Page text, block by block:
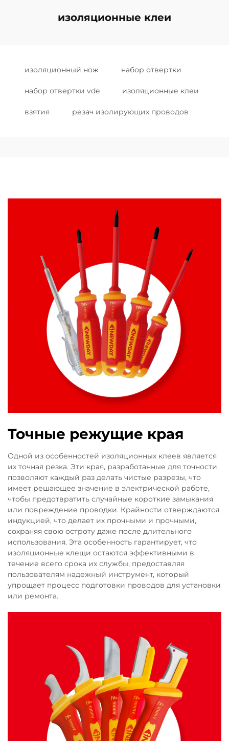
изоляционные клеи
изоляционный нож набор отвертки
набор отвертки vde изоляционные клеи
взятия резач изолирующих проводов
Точные режущие края
Одной из особенностей изоляционных клеев является
их точная резка. Эти края, разработанные для точности,
позволяют каждый раз делать чистые разрезы, что
имеет решающее значение в электрической работе,
чтобы предотвратить случайные короткие замыкания
или повреждение проводки. Крайности отверждаются
индукцией, что делает их прочными и прочными,
сохраняя свою остроту даже после длительного
использования. Эта особенность гарантирует, что
изоляционные клещи остаются эффективными в
течение всего срока их службы, предоставляя
пользователям надежный инструмент, который
упрощает процесс подготовки проводов для установки
или ремонта.